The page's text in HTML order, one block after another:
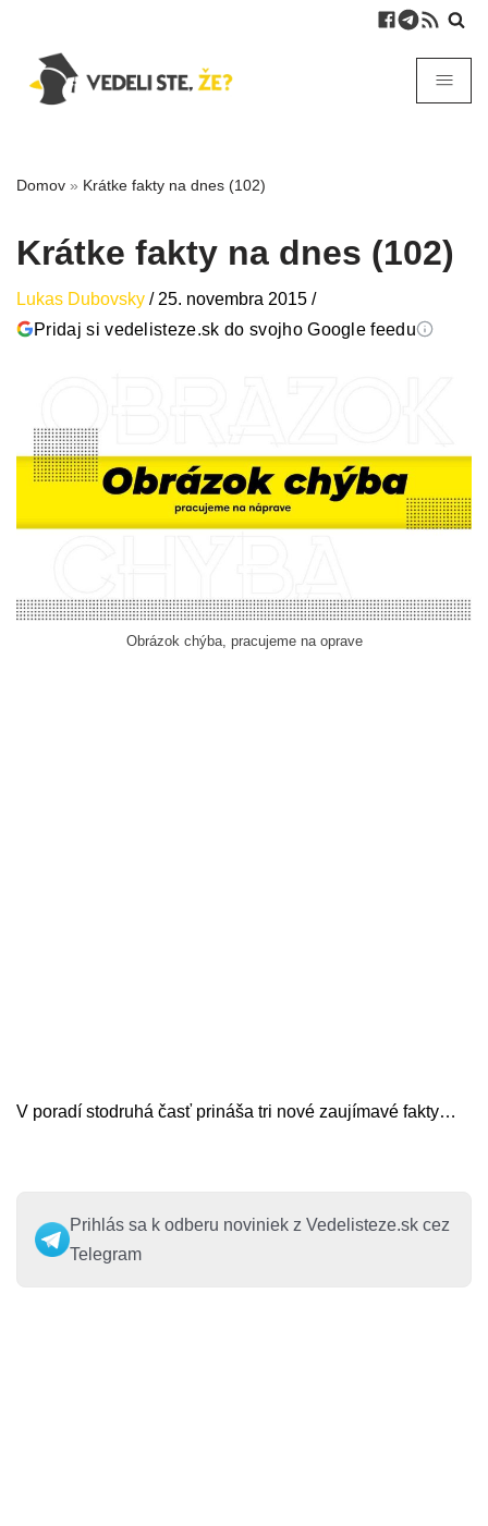
Domov » Krátke fakty na dnes (102)
Krátke fakty na dnes (102)
Lukas Dubovsky / 25. novembra 2015 /
Pridaj si vedelisteze.sk do svojho Google feedu
Obrázok chýba, pracujeme na oprave
V poradí stodruhá časť prináša tri nové zaujímavé fakty…
Prihlás sa k odberu noviniek z Vedelisteze.sk cez
Telegram